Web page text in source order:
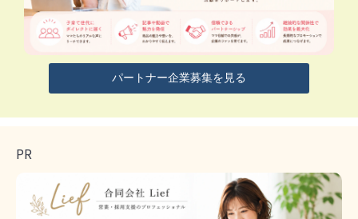
パートナー企業募集を見る
PR